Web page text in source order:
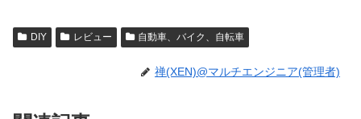
DIY レビュー 自動車、バイク、自転車
禅(XEN)@マルチエンジニア(管理者)